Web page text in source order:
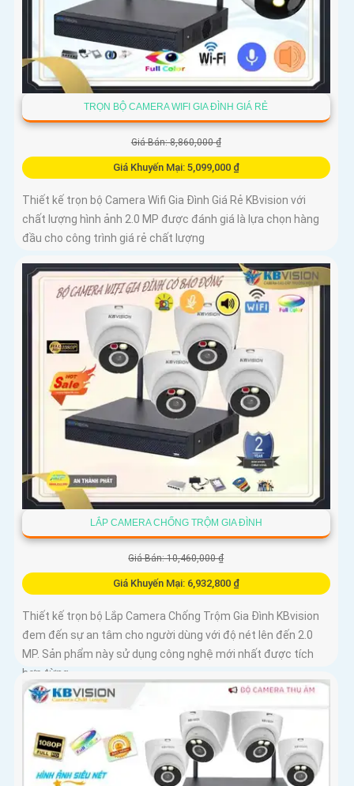
TRỌN BỘ CAMERA WIFI GIA ĐÌNH GIÁ RẺ
Giá Bán: 8,860,000 ₫
Giá Khuyến Mại: 5,099,000 ₫
Thiết kế trọn bộ Camera Wifi Gia Đình Giá Rẻ KBvision với
chất lượng hình ảnh 2.0 MP được đánh giá là lựa chọn hàng
đầu cho công trình giá rẻ chất lượng
LẮP CAMERA CHỐNG TRỘM GIA ĐÌNH
Giá Bán: 10,460,000 ₫
Giá Khuyến Mại: 6,932,800 ₫
Thiết kế trọn bộ Lắp Camera Chống Trộm Gia Đình KBvision
đem đến sự an tâm cho người dùng với độ nét lên đến 2.0
MP. Sản phẩm này sử dụng công nghệ mới nhất được tích
hợp từng...